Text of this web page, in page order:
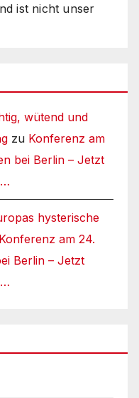
ist nicht unser
wütend und
zu Konferenz am
bei Berlin – Jetzt
hysterische
Konferenz am 24.
Berlin – Jetzt